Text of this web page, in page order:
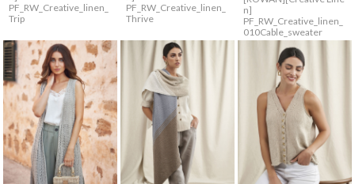
PF_RW_Creative_linen_
Trip
PF_RW_Creative_linen_
Thrive
n]
PF_RW_Creative_linen_
010Cable_sweater